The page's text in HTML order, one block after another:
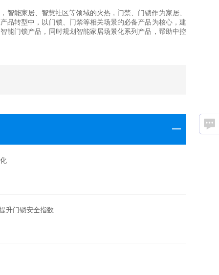
能家居、智慧社区等领域的火热，门禁、门锁作为家居、
品转型中，以门锁、门禁等相关场景的必备产品为核心，建
能门锁产品，同时规划智能家居场景化系列产品，帮助中控
升门锁安全指数